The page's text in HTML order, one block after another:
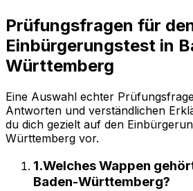
Prüfungsfragen für
Einbürgerungstest in
Württemberg
Eine Auswahl echter
Antworten und verständlichen
du dich gezielt auf den
Württemberg vor.
1.Welches Wappen
Baden-Württemberg?